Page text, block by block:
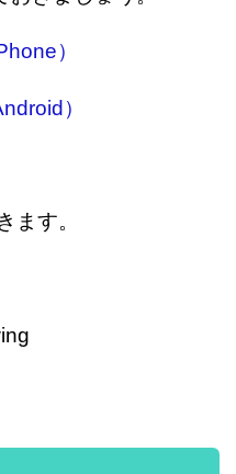
）
）
ます。